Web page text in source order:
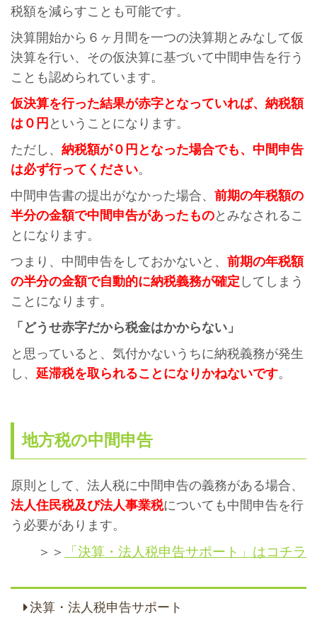
税額を減らすことも可能です。
決算開始から６ヶ月間を一つの決算期とみなして仮
決算を行い、その仮決算に基づいて中間申告を行う
ことも認められています。
仮決算を行った結果が赤字となっていれば、納税額
は０円 ということになります。
ただし、 納税額が０円となった場合でも、中間申告
は必ず行ってください。
中間申告書の提出がなかった場合、 前期の年税額の
半分の金額で中間申告があったものとみなされるこ
とになります。
つまり、中間申告をしておかないと、 前期の年税額
の半分の金額で自動的に納税義務が確定 してしまう
ことになります。
「どうせ赤字だから税金はかからない」
と思っていると、気付かないうちに納税義務が発生
し、 延滞税を取られることになりかねないです。
地方税の中間申告
原則として、法人税に中間申告の義務がある場合、
法人住民税及び法人事業税についても中間申告を行
う必要があります。
＞＞ 「決算・法人税申告サポート」はコチラ
決算・法人税申告サポート